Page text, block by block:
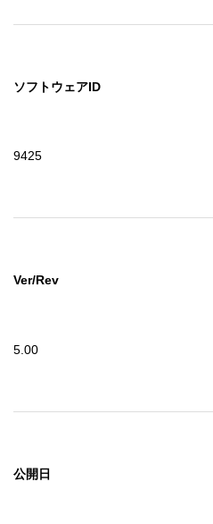
ソフトウェアID
9425
Ver/Rev
5.00
公開日